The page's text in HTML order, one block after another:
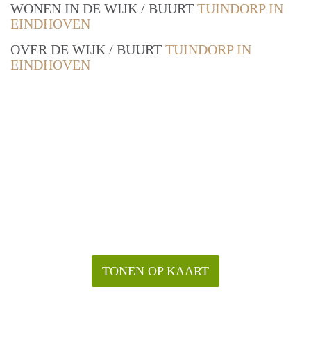
WONEN IN DE WIJK / BUURT TUINDORP IN
EINDHOVEN
OVER DE WIJK / BUURT TUINDORP IN
EINDHOVEN
TONEN OP KAART